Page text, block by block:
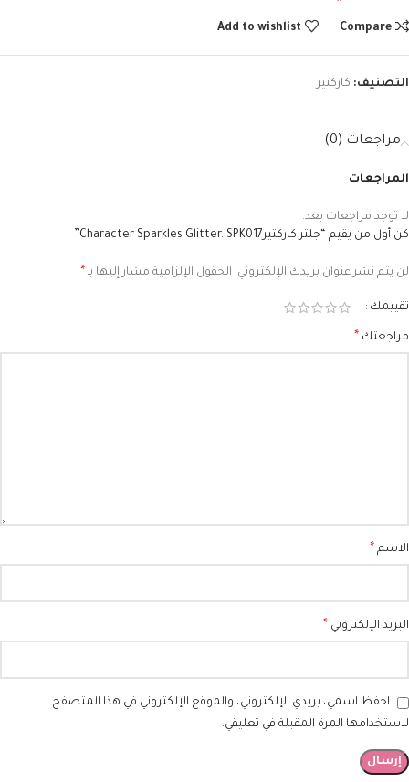
Compare
Add to wishlist
التصنيف: كاركتير
مراجعات (0)
المراجعات
لا توجد مراجعات بعد.
كن أول من يقيم “جلتر كاركتيرCharacter Sparkles Glitter. SPK017”
لن يتم نشر عنوان بريدك الإلكتروني. الحقول الإلزامية مشار إليها بـ *
تقييمك
مراجعتك *
الاسم *
البريد الإلكتروني *
احفظ اسمي، بريدي الإلكتروني، والموقع الإلكتروني في هذا المتصفح
لاستخدامها المرة المقبلة في تعليقي.